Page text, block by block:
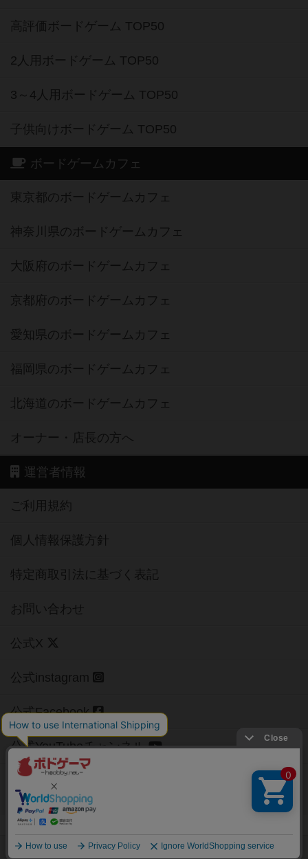
高評価ボードゲーム TOP50
2人用ボードゲーム TOP50
3～4人用ボードゲーム TOP50
子供向けボードゲーム TOP50
ボードゲームカフェ
東京都のボードゲームカフェ
神奈川県のボードゲームカフェ
大阪府のボードゲームカフェ
京都府のボードゲームカフェ
愛知県のボードゲームカフェ
福岡県のボードゲームカフェ
北海道のボードゲームカフェ
オーナー・店長の方へ
運営者情報
ご利用規約
個人情報保護方針
特定商取引法に基づく表記
お問い合わせ
公式X
公式instagram
公式Facebook
公式YouTubeチャンネル